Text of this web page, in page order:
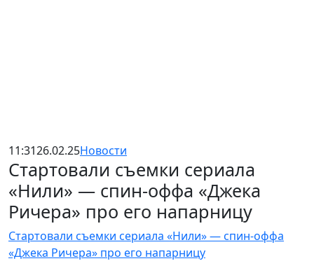
11:3126.02.25Новости
Стартовали съемки сериала
«Нили» — спин-оффа «Джека
Ричера» про его напарницу
Стартовали съемки сериала «Нили» — спин-оффа
«Джека Ричера» про его напарницу